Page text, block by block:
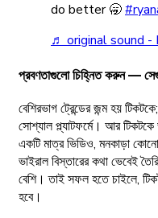
do better 🥱
♬ original sound -
প্রবণতাগুলো চিহ্নিত করুন —
বেশিরভাগ ট্রেন্ডের জন্ম হয়
সোশ্যাল প্ল্যাটফর্মে। আর টিকটকে
একটি মাত্র ভিডিও, মনকাড়া
ভাইরাল বিস্তারের কথা ভেবেই
বেশি। তাই সফল হতে চাইলে,
হবে।